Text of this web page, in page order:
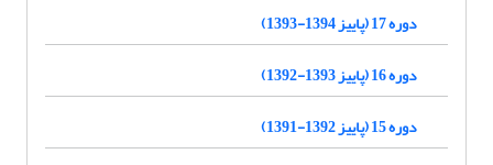
دوره 17 (پاییز 1394-1393)
دوره 16 (پاییز 1393-1392)
دوره 15 (پاییز 1392-1391)